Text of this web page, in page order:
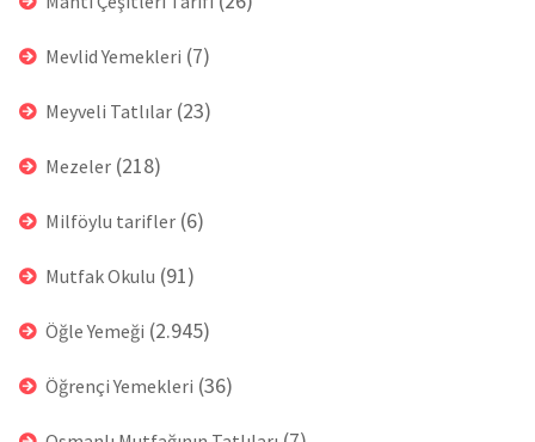
Mevlid Yemekleri (7)
Meyveli Tatlılar (23)
Mezeler (218)
Milföylu tarifler (6)
Mutfak Okulu (91)
Öğle Yemeği (2.945)
Öğrençi Yemekleri (36)